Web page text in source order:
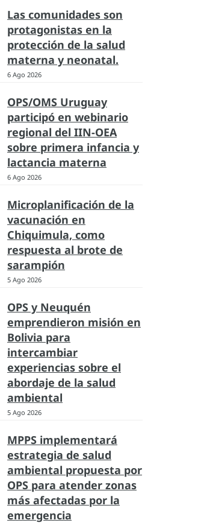
Las comunidades son
protagonistas en la
protección de la salud
materna y neonatal.
6 Ago 2026
OPS/OMS Uruguay
participó en webinario
regional del IIN-OEA
sobre primera infancia y
lactancia materna
6 Ago 2026
Microplanificación de la
vacunación en
Chiquimula, como
respuesta al brote de
sarampión
5 Ago 2026
OPS y Neuquén
emprendieron misión en
Bolivia para
intercambiar
experiencias sobre el
abordaje de la salud
ambiental
5 Ago 2026
MPPS implementará
estrategia de salud
ambiental propuesta por
OPS para atender zonas
más afectadas por la
emergencia